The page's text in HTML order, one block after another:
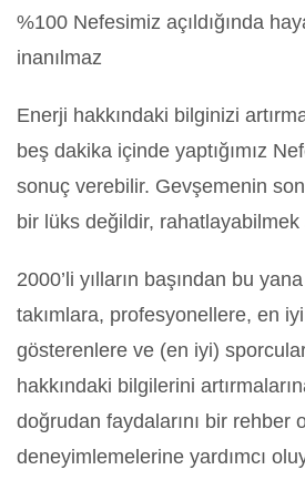
%100 Nefesimiz açıldığında
inanılmaz
Enerji hakkındaki bilginizi
beş dakika içinde yaptığımız
sonuç verebilir. Gevşemenin
bir lüks değildir, rahatlayabilmek
2000’li yılların başından bu
takımlara, profesyonellere, en
gösterenlere ve (en iyi)
hakkındaki bilgilerini
doğrudan faydalarını bir rehber
deneyimlemelerine yardımcı